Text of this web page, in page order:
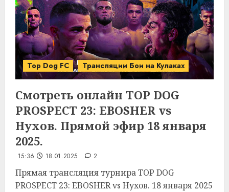
Top Dog FC Трансляции Бои на Кулаках
Смотреть онлайн TOP DOG
PROSPECT 23: EBOSHER vs
Нухов. Прямой эфир 18 января
2025.
15:36 18.01.2025 2
Прямая трансляция турнира TOP DOG
PROSPECT 23: EBOSHER vs Нухов. 18 января 2025